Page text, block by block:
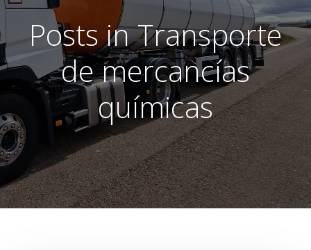
Posts in Transporte
de mercancías
químicas